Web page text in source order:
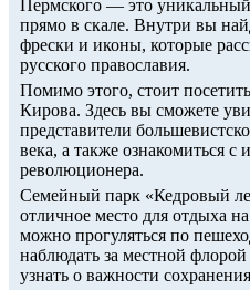
Пермского — это
прямо в скале. Внутри вы
фрески и иконы, которые
русского православия.
Помимо этого, стоит
Кирова. Здесь вы сможете
представители
века, а также ознакомиться с
революционера.
Семейный парк «Кедровый
отличное место для отдыха
можно прогуляться по
наблюдать за местной
узнать о важности